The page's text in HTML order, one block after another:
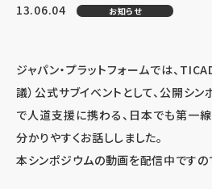
13.06.04 お知らせ
ジャパン・プラットフォームでは、
議）公式サブイベントとして、公開シン
で人道支援に携わる、日本でも第一
分かりやすくお話ししました。
本シンポジウムの動画を配信中ですの